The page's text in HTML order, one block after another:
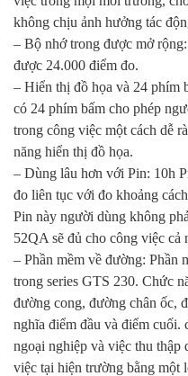
không chịu ảnh hưởng tác
– Bộ nhớ trong được mở
được 24.000 điểm đo.
– Hiển thị đồ họa và 24 phím
có 24 phím bấm cho phép
trong công việc một cách dễ
năng hiển thị đồ họa.
– Dùng lâu hơn với Pin: 10h
đo liên tục với đo khoảng
Pin này người dùng không
52QA sẽ đủ cho công việc cả
– Phần mềm về đường: Phần
trong series GTS 230. Chức
đường cong, đường chân ốc,
nghĩa điểm đầu và điểm cuối.
ngoại nghiệp và việc thu
việc tại hiện trường bằng một